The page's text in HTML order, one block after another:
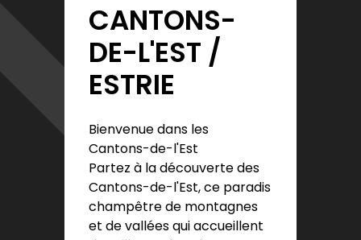
CANTONS-
DE-L'EST /
ESTRIE
Bienvenue dans les
Cantons-de-l'Est
Partez à la découverte des
Cantons-de-l'Est, ce paradis
champêtre de montagnes
et de vallées qui accueillent